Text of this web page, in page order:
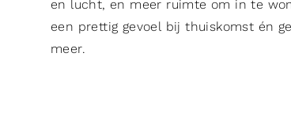
en lucht, en meer ruimte om in te
een prettig gevoel bij thuiskomst én
meer.